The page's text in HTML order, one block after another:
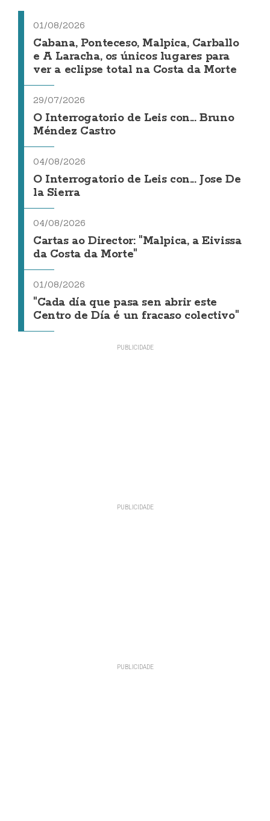
01/08/2026
Cabana, Ponteceso, Malpica, Carballo
e A Laracha, os únicos lugares para
ver a eclipse total na Costa da Morte
29/07/2026
O Interrogatorio de Leis con... Bruno
Méndez Castro
04/08/2026
O Interrogatorio de Leis con... Jose De
la Sierra
04/08/2026
Cartas ao Director: "Malpica, a Eivissa
da Costa da Morte"
01/08/2026
"Cada día que pasa sen abrir este
Centro de Día é un fracaso colectivo"